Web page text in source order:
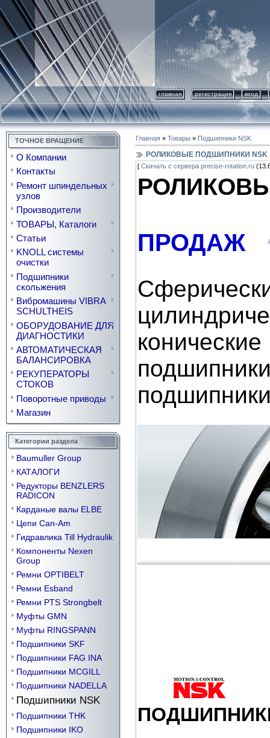
главная регистрация вход
ТОЧНОЕ ВРАЩЕНИЕ
О Компании
Контакты
Ремонт шпиндельных
узлов
Производители
ТОВАРЫ, Каталоги
Статьи
KNOLL системы
очистки
Подшипники
скольжения
Вибромашины VIBRA
SCHULTHEIS
ОБОРУДОВАНИЕ ДЛЯ
ДИАГНОСТИКИ
АВТОМАТИЧЕСКАЯ
БАЛАНСИРОВКА
РЕКУПЕРАТОРЫ
СТОКОВ
Поворотные приводы
Магазин
Категории раздела
Baumuller Group
КАТАЛОГИ
Редукторы BENZLERS
RADICON
Карданые валы ELBE
Цепи Can-Am
Гидравлика Till Hydraulik
Компоненты Nexen
Group
Ремни OPTIBELT
Ремни Esband
Ремни PTS Strongbelt
Муфты GMN
Муфты RINGSPANN
Подшипники SKF
Подшипники FAG INA
Подшипники MCGILL
Подшипники NADELLA
Подшипники NSK
Подшипники THK
Подшипники IKO
Главная » Товары » Подшипники NSK
РОЛИКОВЫЕ ПОДШИПНИКИ NSK
[ Скачать с сервера precise-rotation.ru
ПРОДАЖ